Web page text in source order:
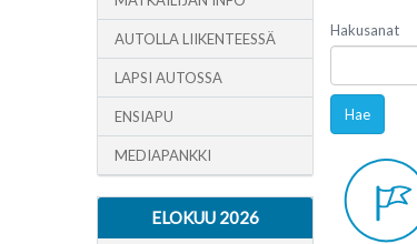
Hakusanat
Hae
AUTOLLA LIIKENTEESSÄ
LAPSI AUTOSSA
ENSIAPU
MEDIAPANKKI
ELOKUU 2026